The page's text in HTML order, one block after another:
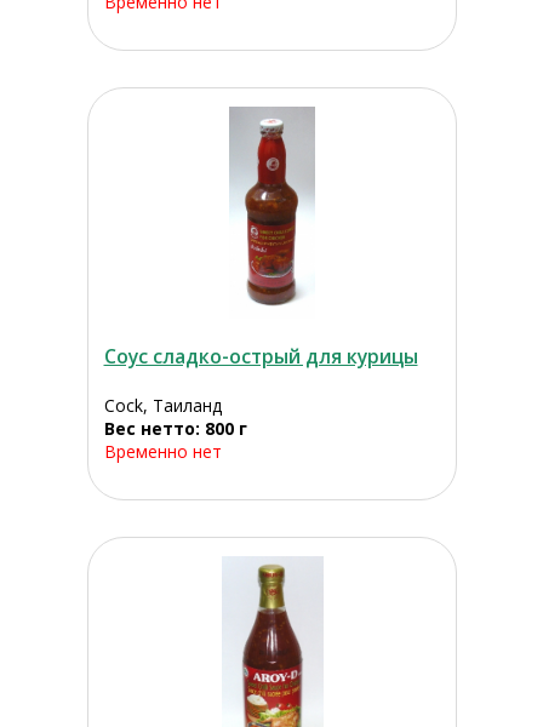
Соус сладко-острый для курицы
Cock, Таиланд
Вес нетто: 800 г
Временно нет